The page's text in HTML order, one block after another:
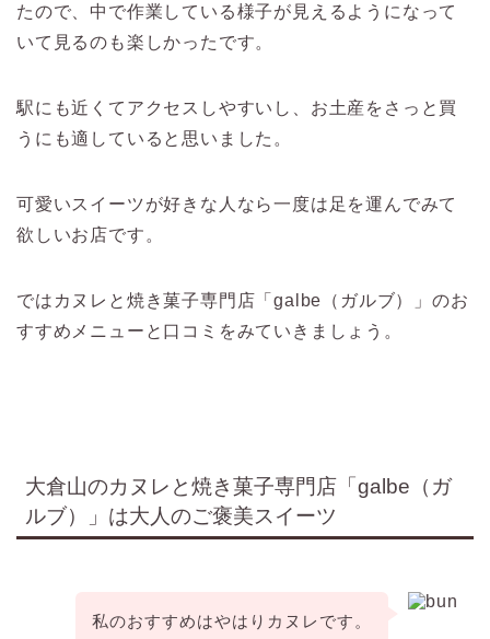
たので、中で作業している様子が見えるようになって
いて見るのも楽しかったです。
駅にも近くてアクセスしやすいし、お土産をさっと買
うにも適していると思いました。
可愛いスイーツが好きな人なら一度は足を運んでみて
欲しいお店です。
ではカヌレと焼き菓子専門店「galbe（ガルブ）」のお
すすめメニューと口コミをみていきましょう。
大倉山のカヌレと焼き菓子専門店「galbe（ガ
ルブ）」は大人のご褒美スイーツ
私のおすすめはやはりカヌレです。